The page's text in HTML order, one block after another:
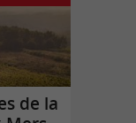
de la